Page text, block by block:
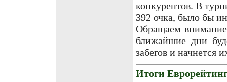
конкурентов. В
392 очка, было бы
Обращаем внимание
ближайшие дни
забегов и начнется
Итоги